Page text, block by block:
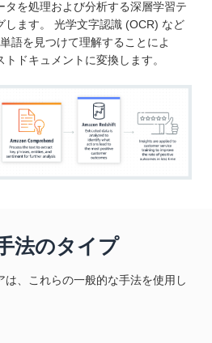
タを処理および分析する深層学習テ
します。 光学文字認識 (OCR) など
語を見つけて理解することによ
ドキュメントに変換します。
法のタイプ
は、これらの一般的な手法を使用し